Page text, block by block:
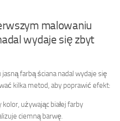
malowaniu
wydaje się zbyt
farbą ściana nadal wydaje się
kilka metod, aby poprawić efekt:
używając białej farby
ciemną barwę.